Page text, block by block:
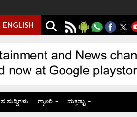
ENGLISH
ಸುದ್ದಿಗಳು ಗ್ಯಾಲರಿ ಮತ್ತಷ್ಟು